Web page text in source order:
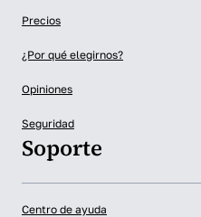
Precios
¿Por qué elegirnos?
Opiniones
Seguridad
Soporte
Centro de ayuda